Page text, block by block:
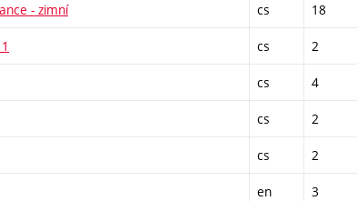
- zimní cs 18
cs 2
cs 4
cs 2
cs 2
en 3